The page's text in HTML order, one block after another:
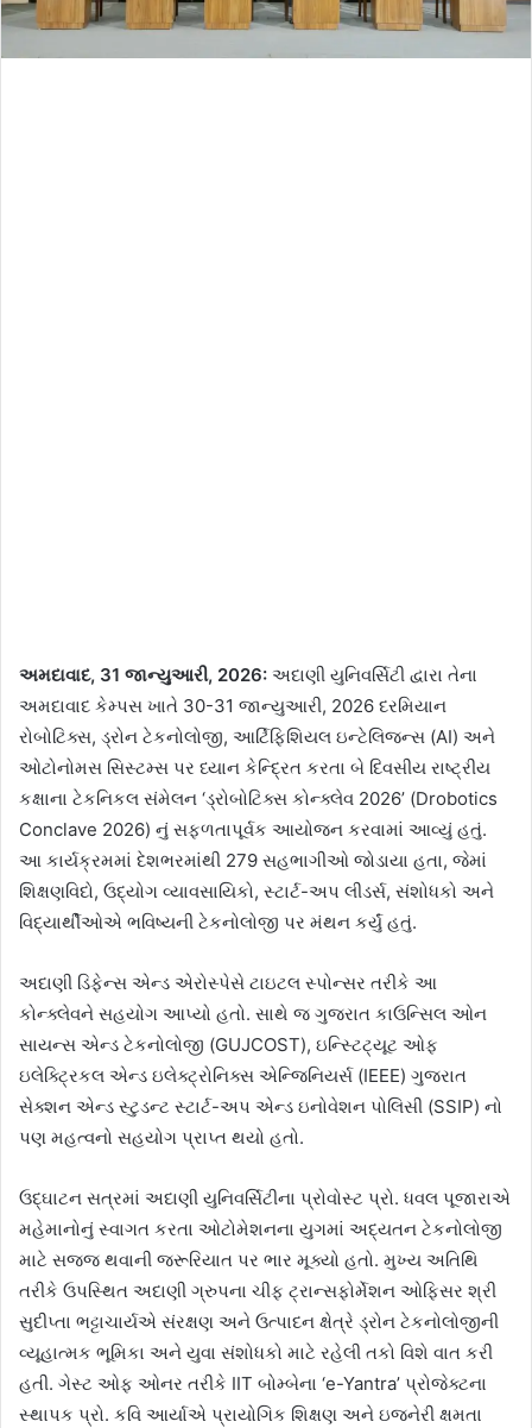
અમદાવાદ, 31 જાન્યુઆરી, 2026: અદાણી યુનિવર્સિટી દ્વારા તેના
અમદાવાદ કેમ્પસ ખાતે 30-31 જાન્યુઆરી, 2026 દરમિયાન
રોબોટિક્સ, ડ્રોન ટેકનોલોજી, આર્ટિફિશિયલ ઇન્ટેલિજન્સ (AI) અને
ઓટોનોમસ સિસ્ટમ્સ પર ધ્યાન કેન્દ્રિત કરતા બે દિવસીય રાષ્ટ્રીય
કક્ષાના ટેકનિકલ સંમેલન ‘ડ્રોબોટિક્સ કોન્ક્લેવ 2026’ (Drobotics
Conclave 2026) નું સફળતાપૂર્વક આયોજન કરવામાં આવ્યું હતું.
આ કાર્યક્રમમાં દેશભરમાંથી 279 સહભાગીઓ જોડાયા હતા, જેમાં
શિક્ષણવિદો, ઉદ્યોગ વ્યાવસાયિકો, સ્ટાર્ટ-અપ લીડર્સ, સંશોધકો અને
વિદ્યાર્થીઓએ ભવિષ્યની ટેકનોલોજી પર મંથન કર્યું હતું.
અદાણી ડિફેન્સ એન્ડ એરોસ્પેસે ટાઇટલ સ્પોન્સર તરીકે આ
કોન્ક્લેવને સહયોગ આપ્યો હતો. સાથે જ ગુજરાત કાઉન્સિલ ઓન
સાયન્સ એન્ડ ટેકનોલોજી (GUJCOST), ઇન્સ્ટિટ્યૂટ ઓફ
ઇલેક્ટ્રિકલ એન્ડ ઇલેક્ટ્રોનિક્સ એન્જિનિયર્સ (IEEE) ગુજરાત
સેક્શન એન્ડ સ્ટુડન્ટ સ્ટાર્ટ-અપ એન્ડ ઇનોવેશન પોલિસી (SSIP) નો
પણ મહત્વનો સહયોગ પ્રાપ્ત થયો હતો.
ઉદ્ઘાટન સત્રમાં અદાણી યુનિવર્સિટીના પ્રોવોસ્ટ પ્રો. ધવલ પૂજારાએ
મહેમાનોનું સ્વાગત કરતા ઓટોમેશનના યુગમાં અદ્યતન ટેકનોલોજી
માટે સજ્જ થવાની જરૂરિયાત પર ભાર મૂક્યો હતો. મુખ્ય અતિથિ
તરીકે ઉપસ્થિત અદાણી ગ્રુપના ચીફ ટ્રાન્સફોર્મેશન ઓફિસર શ્રી
સુદીપ્તા ભટ્ટાચાર્યએ સંરક્ષણ અને ઉત્પાદન ક્ષેત્રે ડ્રોન ટેકનોલોજીની
વ્યૂહાત્મક ભૂમિકા અને યુવા સંશોધકો માટે રહેલી તકો વિશે વાત કરી
હતી. ગેસ્ટ ઓફ ઓનર તરીકે IIT બોમ્બેના ‘e-Yantra’ પ્રોજેક્ટના
સ્થાપક પ્રો. કવિ આર્યાએ પ્રાયોગિક શિક્ષણ અને ઇજનેરી ક્ષમતા